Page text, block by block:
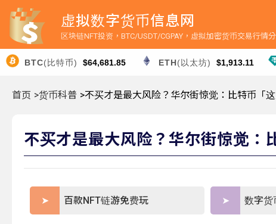
虚拟数字货币信息网
区块链NFT投资，BTC/USDT/CGPAY，虚拟加密货币交易行情
BTC(比特币) $64,681.85 ETH(以太坊) $1,913.11
首页 >货币科普 >不买才是最大风险？华尔街惊觉：比特币「
不买才是最大风险？华尔街惊觉：
百款NFT链游免费玩 数字货